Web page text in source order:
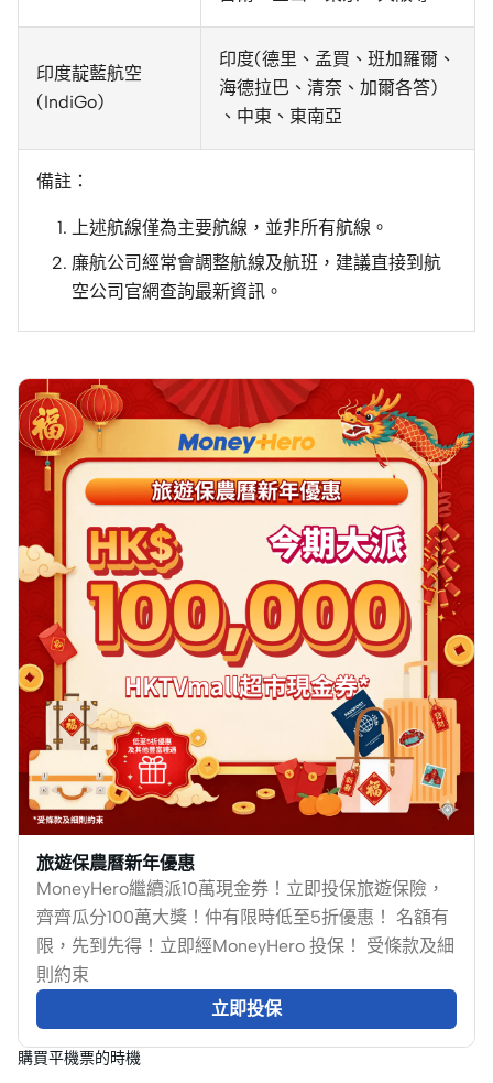
印度靛藍航空
(IndiGo)
印度(德里、孟買、班加羅爾、
海德拉巴、清奈、加爾各答)
、中東、東南亞
備註：
上述航線僅為主要航線，並非所有航線。
廉航公司經常會調整航線及航班，建議直接到航
空公司官網查詢最新資訊。
旅遊保農曆新年優惠
MoneyHero繼續派10萬現金券！立即投保旅遊保險，
齊齊瓜分100萬大獎！仲有限時低至5折優惠！ 名額有
限，先到先得！立即經MoneyHero 投保！ 受條款及細
則約束
立即投保
購買平機票的時機